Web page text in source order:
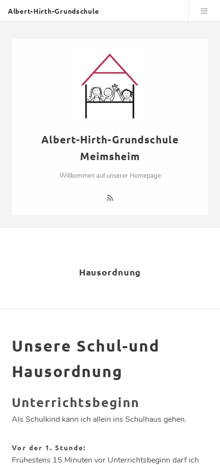
Albert-Hirth-Grundschule
Albert-Hirth-Grundschule
Meimsheim
Willkommen auf unserer Homepage
Hausordnung
Unsere Schul-und
Hausordnung
Unterrichtsbeginn
Als Schulkind kann ich allein ins Schulhaus gehen.
Vor der 1. Stunde:
Frühestens 15 Minuten vor Unterrichtsbeginn darf ich